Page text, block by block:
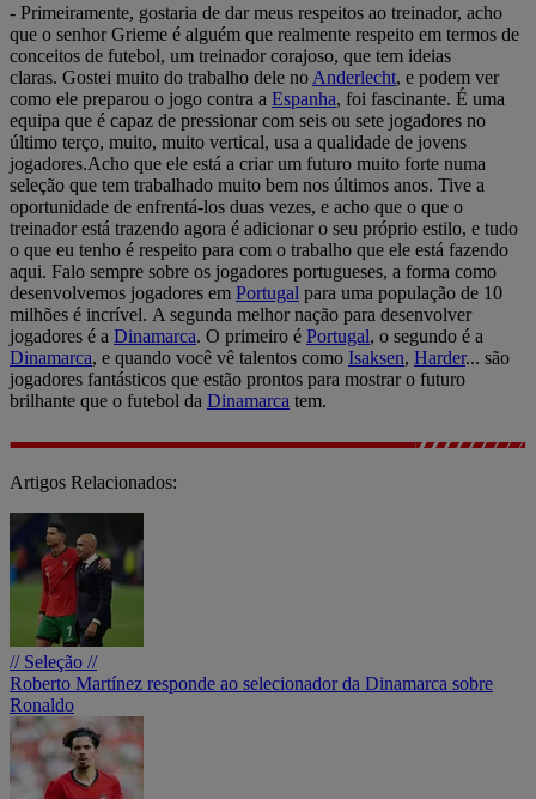
- Primeiramente, gostaria de dar meus respeitos ao treinador, acho
que o senhor Grieme é alguém que realmente respeito em termos de
conceitos de futebol, um treinador corajoso, que tem ideias
claras. Gostei muito do trabalho dele no Anderlecht, e podem ver
como ele preparou o jogo contra a Espanha, foi fascinante. É uma
equipa que é capaz de pressionar com seis ou sete jogadores no
último terço, muito, muito vertical, usa a qualidade de jovens
jogadores.Acho que ele está a criar um futuro muito forte numa
seleção que tem trabalhado muito bem nos últimos anos. Tive a
oportunidade de enfrentá-los duas vezes, e acho que o que o
treinador está trazendo agora é adicionar o seu próprio estilo, e tudo
o que eu tenho é respeito para com o trabalho que ele está fazendo
aqui. Falo sempre sobre os jogadores portugueses, a forma como
desenvolvemos jogadores em Portugal para uma população de 10
milhões é incrível. A segunda melhor nação para desenvolver
jogadores é a Dinamarca. O primeiro é Portugal, o segundo é a
Dinamarca, e quando você vê talentos como Isaksen, Harder... são
jogadores fantásticos que estão prontos para mostrar o futuro
brilhante que o futebol da Dinamarca tem.
Artigos Relacionados:
// Seleção //
Roberto Martínez responde ao selecionador da Dinamarca sobre
Ronaldo